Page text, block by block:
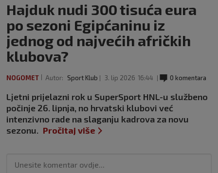
Hajduk nudi 300 tisuća eura
po sezoni Egipćaninu iz
jednog od najvećih afričkih
klubova?
NOGOMET Autor: Sport Klub 3. lip 2026 16:44 0 komentara
Ljetni prijelazni rok u SuperSport HNL-u službeno
počinje 26. lipnja, no hrvatski klubovi već
intenzivno rade na slaganju kadrova za novu
sezonu. Pročitaj više